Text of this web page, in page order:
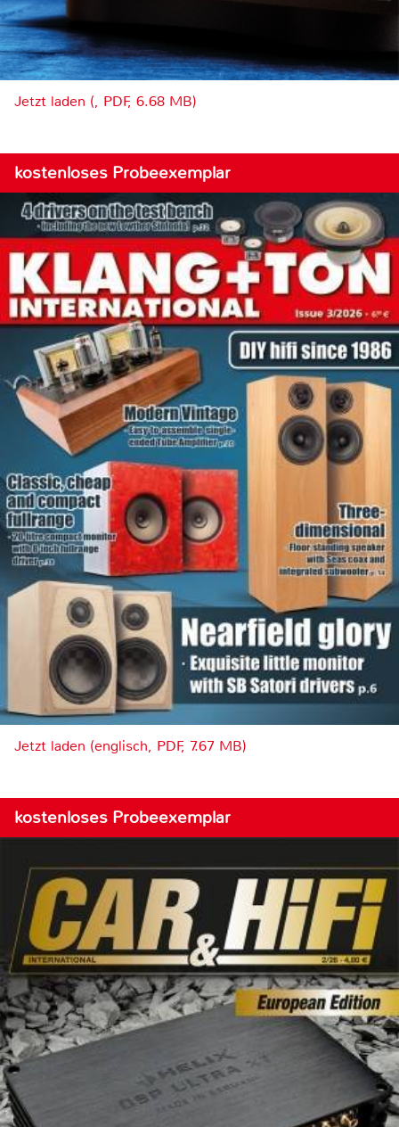
Jetzt laden (, PDF, 6.68 MB)
kostenloses Probeexemplar
Jetzt laden (englisch, PDF, 7.67 MB)
kostenloses Probeexemplar